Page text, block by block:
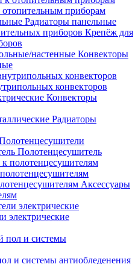
приборам
Радиаторы панельные
Крепёж для
Конвекторы
конвекторов
Конвекторы
Радиаторы
Полотенцесушитель
Аксессуары
электрические
и системы антиобледенения